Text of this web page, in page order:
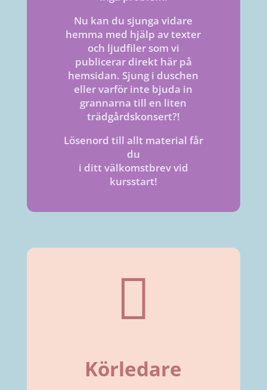
Nu kan du sjunga vidare
hemma med hjälp av texter
och ljudfiler som vi
publicerar direkt här på
hemsidan. Sjung i duschen
eller varför inte bjuda in
grannarna till en liten
trädgårdskonsert?!
Lösenord till allt material får
du
i ditt välkomstbrev vid
kursstart!

Körledare